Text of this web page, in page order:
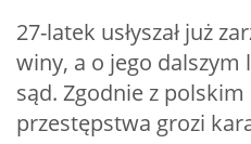
27-latek usłyszał już
winy, a o jego dalszym
sąd. Zgodnie z
przestępstwa grozi